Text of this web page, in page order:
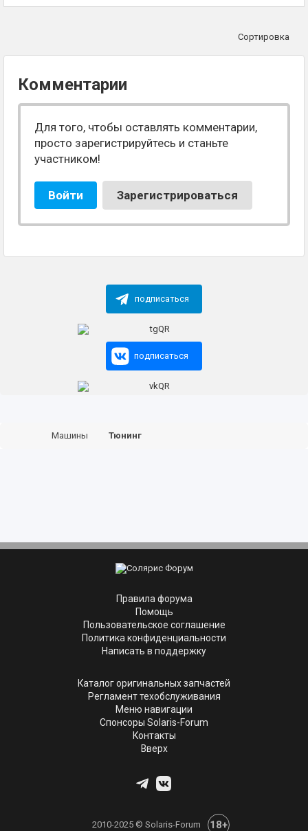
Сортировка
Комментарии
Для того, чтобы оставлять комментарии,
просто зарегистрируйтесь и станьте
участником!
Войти Зарегистрироваться
подписаться
подписаться
Машины Тюнинг
Правила форума
Помощь
Пользовательское соглашение
Политика конфиденциальности
Написать в поддержку
Каталог оригинальных запчастей
Регламент техобслуживания
Меню навигации
Спонсоры Solaris-Forum
Контакты
Вверх
2010-2025 © Solaris-Forum 18+